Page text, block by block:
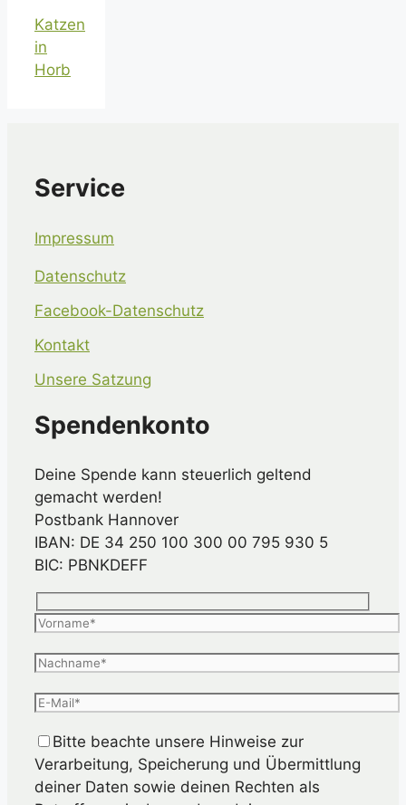
Katzen
in
Horb
Service
Impressum
Datenschutz
Facebook-Datenschutz
Kontakt
Unsere Satzung
Spendenkonto
Deine Spende kann steuerlich geltend
gemacht werden!
Postbank Hannover
IBAN: DE 34 250 100 300 00 795 930 5
BIC: PBNKDEFF
Bitte beachte unsere Hinweise zur
Verarbeitung, Speicherung und Übermittlung
deiner Daten sowie deinen Rechten als